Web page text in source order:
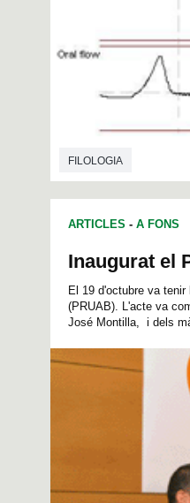
FILOLOGIA
ARTICLES - A FONS
Inaugurat el
El 19 d'octubre va
(PRUAB). L'acte va
José Montilla, i dels